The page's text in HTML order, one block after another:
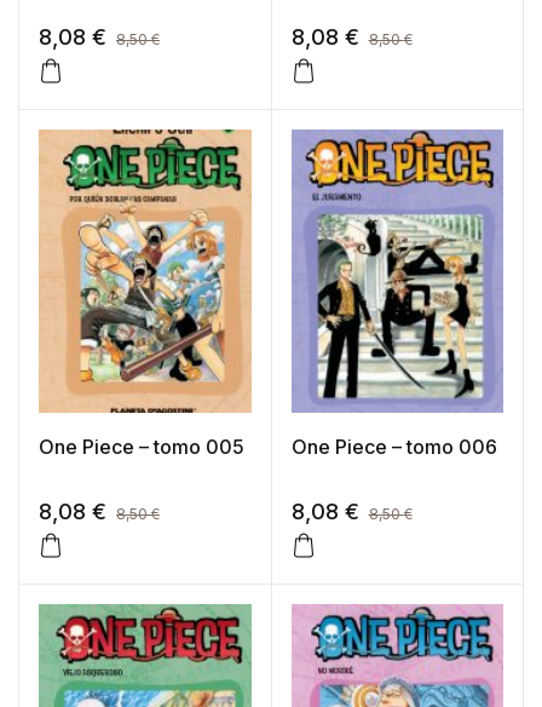
8,08 € 8,50€ 8,08 € 8,50€
One Piece – tomo 005
8,08 € 8,50€
One Piece – tomo 006
8,08 € 8,50€